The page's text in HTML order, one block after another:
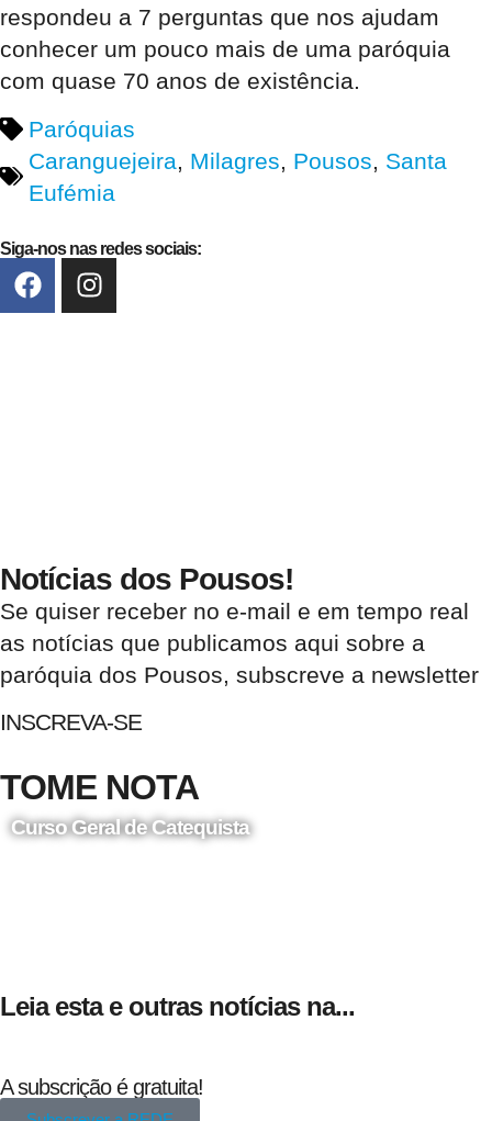
respondeu a 7 perguntas que nos ajudam
conhecer um pouco mais de uma paróquia
com quase 70 anos de existência.
Paróquias
Caranguejeira, Milagres, Pousos, Santa
Eufémia
Siga-nos nas redes sociais:
Notícias dos Pousos!
Se quiser receber no e-mail e em tempo real
as notícias que publicamos aqui sobre a
paróquia dos Pousos, subscreve a newsletter
INSCREVA-SE
TOME NOTA
Curso Geral de Catequista
Leia esta e outras notícias na...
A subscrição é gratuita!